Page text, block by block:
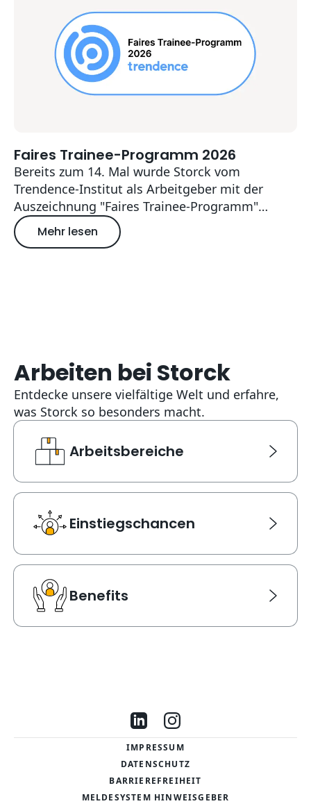
2025-12-04T11:40:00+01:00
Faires Trainee-Programm 2026
Bereits zum 14. Mal wurde Storck vom
Trendence-Institut als Arbeitgeber mit der
Auszeichnung "Faires Trainee-Programm"
geehrt.Mehr lesenüber Faires Trainee-Programm 2026
Arbeiten bei Storck
Entdecke unsere vielfältige Welt und erfahre,
was Storck so besonders macht.
Arbeitsbereiche
Arbeitsbereiche
Link Karte für Arbeitsbereiche. Navigiert zu einer
Einstiegschancen
Einstiegschancen
Link Karte für Einstiegschancen. Navigiert zu einer
Benefits
Benefits
Link Karte für Benefits. Navigiert zu einer neuen
Besuche uns auf LinkedIn
Besuche uns auf
IMPRESSUM
DATENSCHUTZ
BARRIEREFREIHEIT
MELDESYSTEM HINWEISGEBER